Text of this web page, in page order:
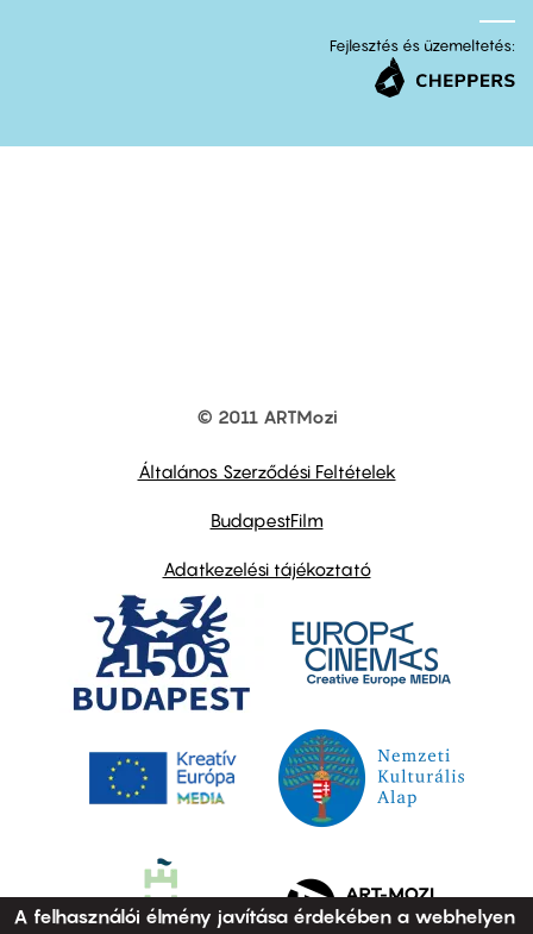
Fejlesztés és üzemeltetés:
© 2011 ARTMozi
Általános Szerződési Feltételek
BudapestFilm
Adatkezelési tájékoztató
A felhasználói élmény javítása érdekében a webhelyen